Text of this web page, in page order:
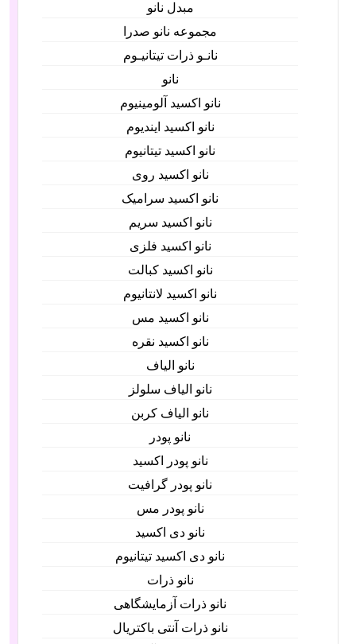
مبدل نانو
مجموعه نانو صدرا
نانـو ذرات تیتانیـوم
نانو
نانو اکسید آلومینیوم
نانو اکسید ایندیوم
نانو اکسید تیتانیوم
نانو اکسید روی
نانو اکسید سرامیک
نانو اکسید سریم
نانو اکسید فلزی
نانو اکسید کبالت
نانو اکسید لانتانیوم
نانو اکسید مس
نانو اکسید نقره
نانو الیاف
نانو الیاف سلولز
نانو الیاف کربن
نانو پودر
نانو پودر اکسید
نانو پودر گرافیت
نانو پودر مس
نانو دی اکسید
نانو دی اکسید تیتانیوم
نانو ذرات
نانو ذرات آزمایشگاهی
نانو ذرات آنتی باکتریال